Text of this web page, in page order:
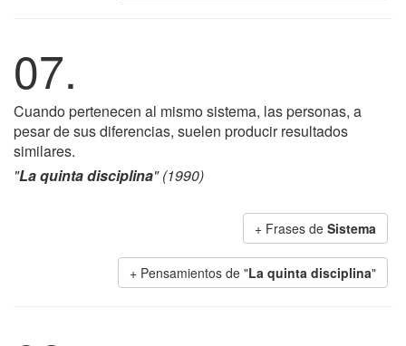
07.
Cuando pertenecen al mismo sistema, las personas, a
pesar de sus diferencias, suelen producir resultados
similares.
"La quinta disciplina" (1990)
+ Frases de Sistema
+ Pensamientos de "La quinta disciplina"